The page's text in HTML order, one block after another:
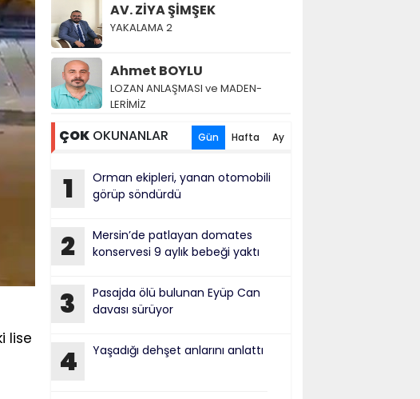
lise
AV. ZİYA ŞİMŞEK
YAKALAMA 2
Ahmet BOYLU
LOZAN AN­LAŞ­MA­SI ve MA­DEN­
LERİMİZ
ÇOK OKUNANLAR Gün Hafta Ay
1
Orman ekipleri, yanan otomobili
görüp söndürdü
2
Mersin’de patlayan domates
konservesi 9 aylık bebeği yaktı
3
Pasajda ölü bulunan Eyüp Can
davası sürüyor
4 Yaşadığı dehşet anlarını anlattı